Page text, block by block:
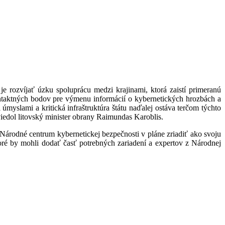
rozvíjať úzku spoluprácu medzi krajinami, ktorá zaistí primeranú
bodov pre výmenu informácií o kybernetických hrozbách a
a kritická infraštruktúra štátu naďalej ostáva terčom týchto
litovský minister obrany Raimundas Karoblis.
centrum kybernetickej bezpečnosti v pláne zriadiť ako svoju
by mohli dodať časť potrebných zariadení a expertov z Národnej